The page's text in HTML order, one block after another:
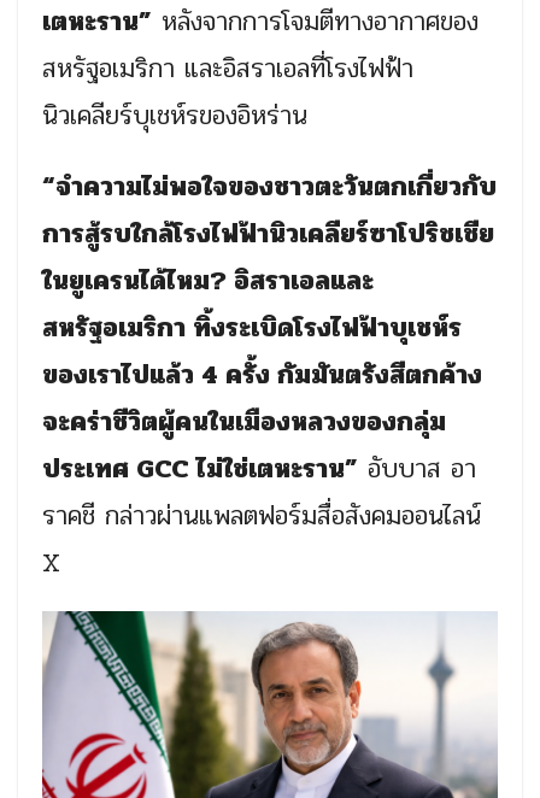
เตหะราน” หลังจากการโจมตีทางอากาศของ
สหรัฐอเมริกา และอิสราเอลที่โรงไฟฟ้า
นิวเคลียร์บุเชห์รของอิหร่าน
“จำความไม่พอใจของชาวตะวันตกเกี่ยวกับ
การสู้รบใกล้โรงไฟฟ้านิวเคลียร์ซาโปริชเชีย
ในยูเครนได้ไหม? อิสราเอลและ
สหรัฐอเมริกา ทิ้งระเบิดโรงไฟฟ้าบุเชห์ร
ของเราไปแล้ว 4 ครั้ง กัมมันตรังสีตกค้าง
จะคร่าชีวิตผู้คนในเมืองหลวงของกลุ่ม
ประเทศ GCC ไม่ใช่เตหะราน” อับบาส อา
ราคชี กล่าวผ่านแพลตฟอร์มสื่อสังคมออนไลน์
X